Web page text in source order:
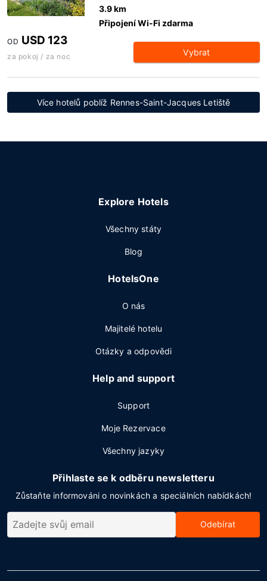
3.9 km
Připojení Wi-Fi zdarma
OD USD 123
za pokoj / za noc Vybrat
Více hotelů poblíž Rennes-Saint-Jacques Letiště
Explore Hotels
Všechny státy
Blog
HotelsOne
O nás
Majitelé hotelu
Otázky a odpovědi
Help and support
Support
Moje Rezervace
Všechny jazyky
Přihlaste se k odběru newsletteru
Zůstaňte informováni o novinkách a speciálních nabídkách!
Odebírat